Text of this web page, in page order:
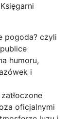
pogoda? czyli
humoru,
i
oficjalnymi